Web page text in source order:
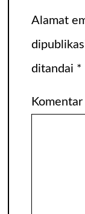
Alamat
ditandai *
Komentar